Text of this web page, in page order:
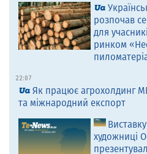
розпочав
для
ринком
22:07
Як працює агрохолдинг
та міжнародний експорт
художниці